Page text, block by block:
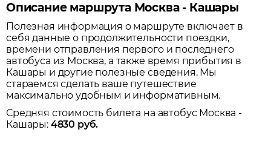
Описание маршрута Москва - Кашары
Полезная информация о маршруте включает в
себя данные о продолжительности поездки,
времени отправления первого и последнего
автобуса из Москва, а также время прибытия в
Кашары и другие полезные сведения. Мы
стараемся сделать ваше путешествие
максимально удобным и информативным.
Средняя стоимость билета на автобус Москва -
Кашары: 4830 руб.